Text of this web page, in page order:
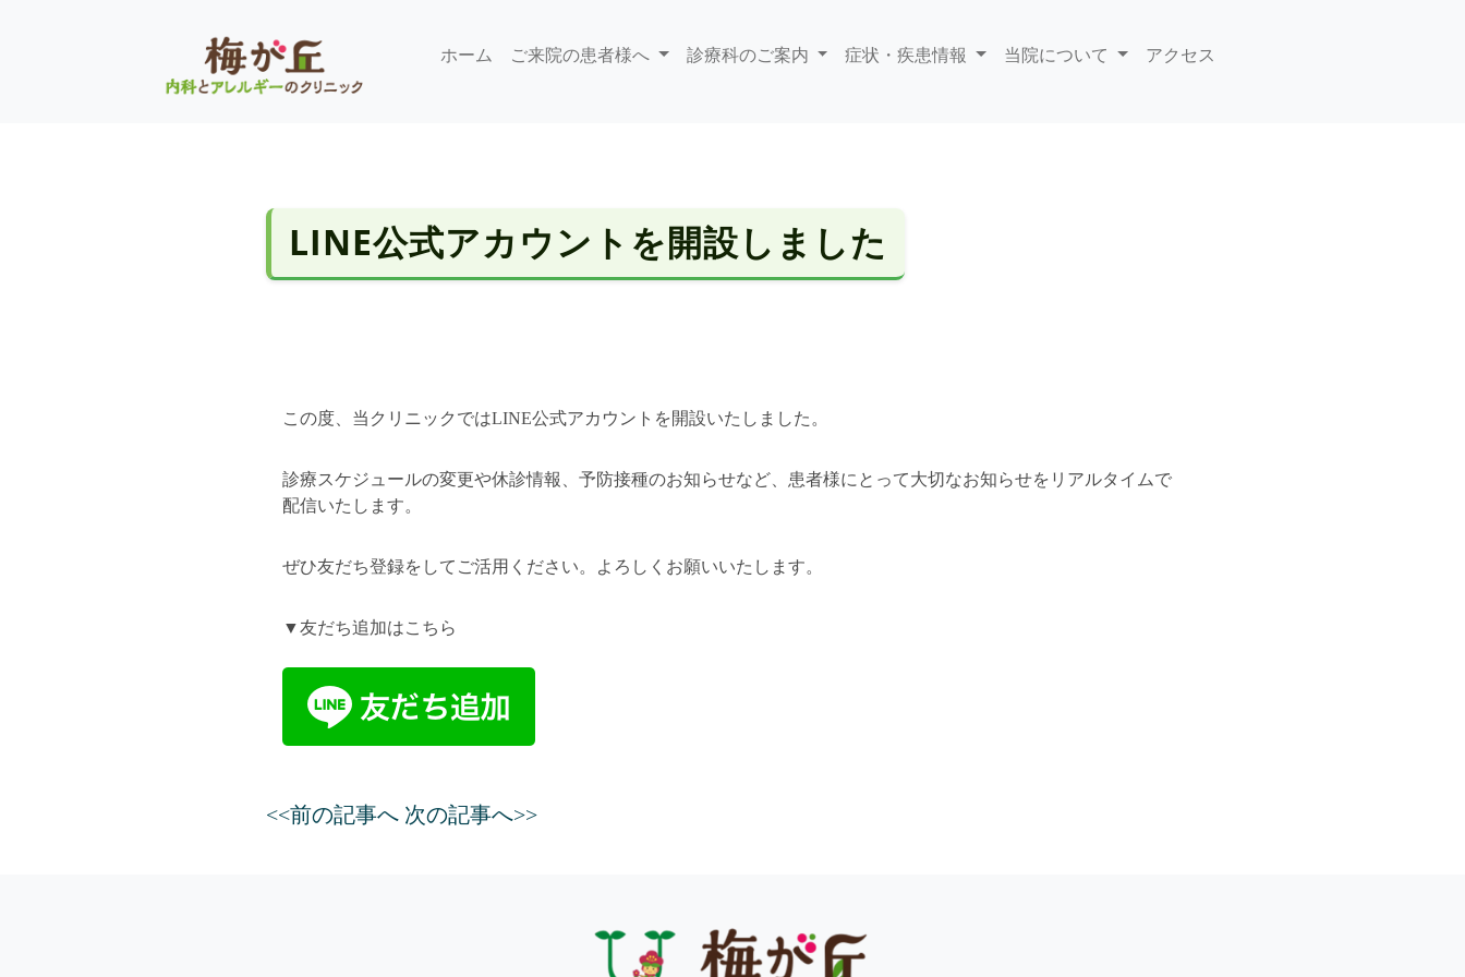
ホーム ご来院の患者様へ 診療科のご案内 症状・疾患情報 当院について アクセス
LINE公式アカウントを開設しました
この度、当クリニックではLINE公式アカウントを開設いたしました。
診療スケジュールの変更や休診情報、予防接種のお知らせなど、患者様にとって大切なお知らせをリアルタイムで
配信いたします。
ぜひ友だち登録をしてご活用ください。よろしくお願いいたします。
▼友だち追加はこちら
<<前の記事へ 次の記事へ>>